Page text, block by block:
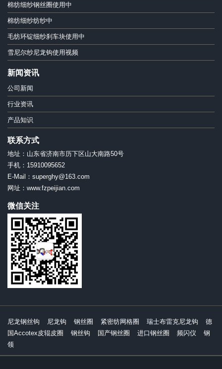
棉纺细纱钢丝圈使用中
棉纺细纱纺纱中
毛纺环锭细纱刹车块使用中
雪尼尔纱尼龙钩使用视频
新闻资讯
公司新闻
行业资讯
产品知识
联系方式
地址：山东省济南市历下区山大南路50号
手机：15910095652
E-Mail：superghy@163.com
网址：www.fzpeijian.com
微信关注
尼龙钢丝钩 尼龙钩 钢丝圈 紧密纺网格圈 瑞士布雷克尼龙钩
德
国Accotex皮辊皮圈
钢丝钩 国产钢丝圈 进口钢丝圈 频闪仪
钢
领